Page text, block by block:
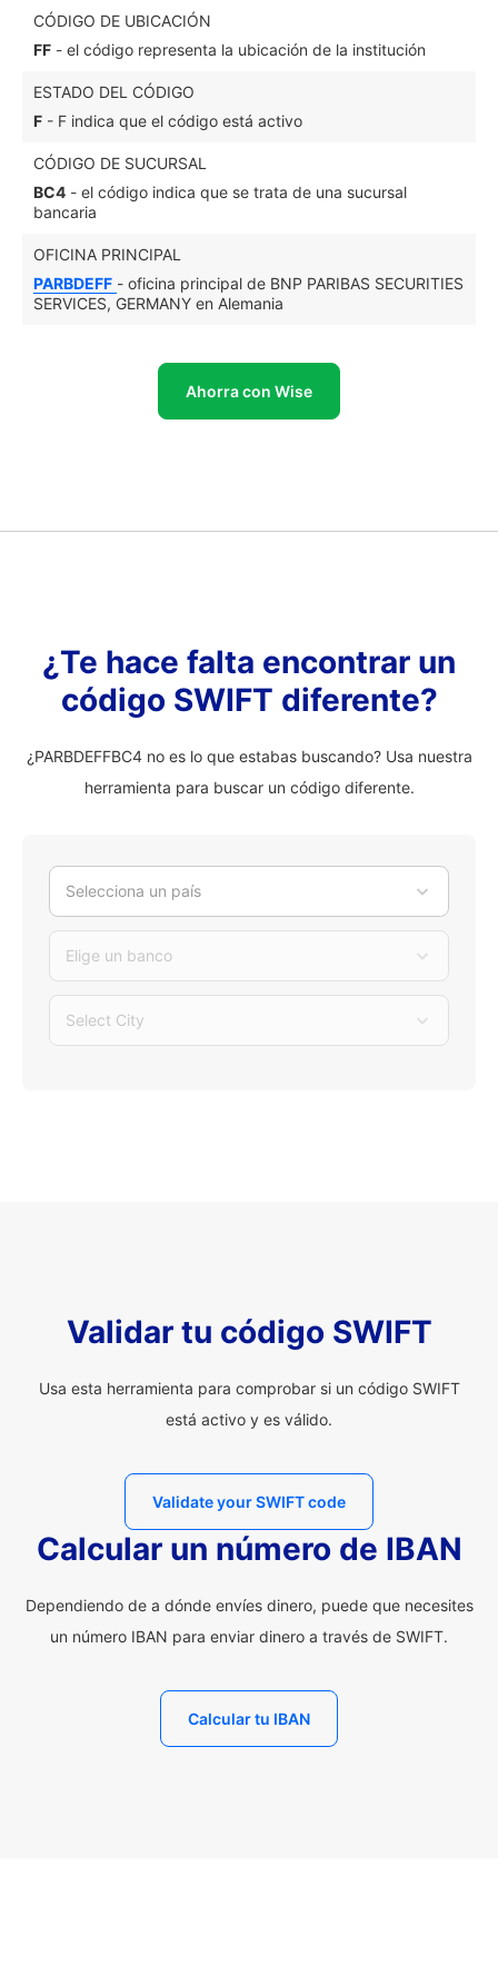
CÓDIGO DE UBICACIÓN
FF - el código representa la ubicación de la institución
ESTADO DEL CÓDIGO
F - F indica que el código está activo
CÓDIGO DE SUCURSAL
BC4 - el código indica que se trata de una sucursal
bancaria
OFICINA PRINCIPAL
PARBDEFF - oficina principal de BNP PARIBAS SECURITIES
SERVICES, GERMANY en Alemania
Ahorra con Wise
¿Te hace falta encontrar un
código SWIFT diferente?
¿PARBDEFFBC4 no es lo que estabas buscando? Usa nuestra
herramienta para buscar un código diferente.
Selecciona un país
Elige un banco
Select City
Validar tu código SWIFT
Usa esta herramienta para comprobar si un código SWIFT
está activo y es válido.
Validate your SWIFT code
Calcular un número de IBAN
Dependiendo de a dónde envíes dinero, puede que necesites
un número IBAN para enviar dinero a través de SWIFT.
Calcular tu IBAN